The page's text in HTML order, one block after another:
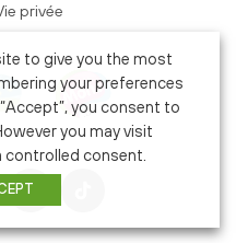
privée
to give you the most
your preferences
you consent to
you may visit
controlled consent.